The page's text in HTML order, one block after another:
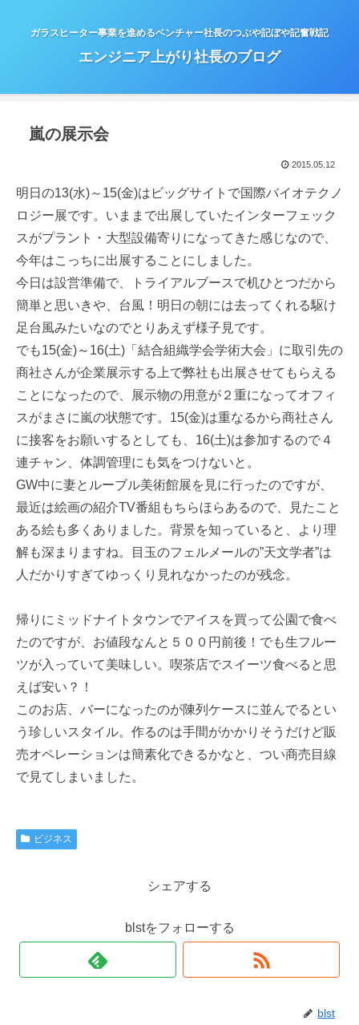
ガラスヒーター事業を進めるベンチャー社長のつぶや記ぼや記奮戦記
エンジニア上がり社長のブログ
嵐の展示会
2015.05.12
明日の13(水)～15(金)はビッグサイトで国際バイオテクノ
ロジー展です。いままで出展していたインターフェック
スがプラント・大型設備寄りになってきた感じなので、
今年はこっちに出展することにしました。
今日は設営準備で、トライアルブースで机ひとつだから
簡単と思いきや、台風！明日の朝には去ってくれる駆け
足台風みたいなのでとりあえず様子見です。
でも15(金)～16(土)「結合組織学会学術大会」に取引先の
商社さんが企業展示する上で弊社も出展させてもらえる
ことになったので、展示物の用意が２重になってオフィ
スがまさに嵐の状態です。15(金)は重なるから商社さん
に接客をお願いするとしても、16(土)は参加するので４
連チャン、体調管理にも気をつけないと。
GW中に妻とルーブル美術館展を見に行ったのですが、
最近は絵画の紹介TV番組もちらほらあるので、見たこと
ある絵も多くありました。背景を知っていると、より理
解も深まりますね。目玉のフェルメールの”天文学者”は
人だかりすぎてゆっくり見れなかったのが残念。
帰りにミッドナイトタウンでアイスを買って公園で食べ
たのですが、お値段なんと５００円前後！でも生フルー
ツが入っていて美味しい。喫茶店でスイーツ食べると思
えば安い？！
このお店、バーになったのが陳列ケースに並んでるとい
う珍しいスタイル。作るのは手間がかかりそうだけど販
売オペレーションは簡素化できるかなと、つい商売目線
で見てしまいました。
ビジネス
シェアする
blstをフォローする
blst